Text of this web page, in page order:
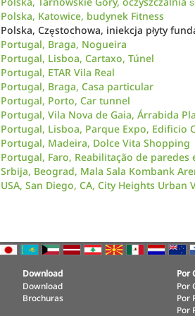
Polska, Katowice, budynek Fitness
Polska, Częstochowa, iniekcja płyty
Portugal, Braga, Nogueira
Portugal, Lisboa, Cartaxo, Túnel
Portugal, ETAR Vila Real
Portugal, Braga, Casa particular
Portugal, Porto, Car tunnel
Portugal, Vila Nova de Gaia, Árrabida
Portugal, Lisboa, Parque Expo, Edificio
Portugal, Madeira, Dolce Vita Shopping
Portugal, Faro, Reabilitação de paredes
Srbija, Beograd, Mala Sala Kombank
USA, San Diego, CA, City Heights Urban
Download
Download
Brochuras
Por
Por
Por
Por